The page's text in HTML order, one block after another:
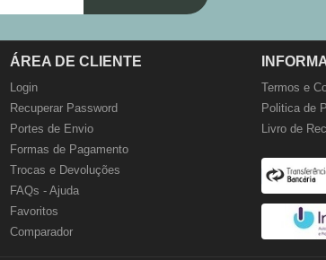
ÁREA DE CLIENTE
Login
Recuperar Password
Portes de Envio
Formas de Pagamento
Trocas e Devoluções
FAQs - Ajuda
Favoritos
Comparador
Termos e
Politica de
Livro de